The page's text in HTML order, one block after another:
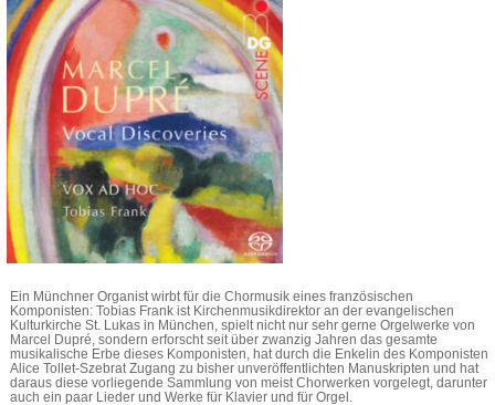
Ein Münchner Organist wirbt für die Chormusik eines französischen
Komponisten: Tobias Frank ist Kirchenmusikdirektor an der evangelischen
Kulturkirche St. Lukas in München, spielt nicht nur sehr gerne Orgelwerke von
Marcel Dupré, sondern erforscht seit über zwanzig Jahren das gesamte
musikalische Erbe dieses Komponisten, hat durch die Enkelin des Komponisten
Alice Tollet-Szebrat Zugang zu bisher unveröffentlichten Manuskripten und hat
daraus diese vorliegende Sammlung von meist Chorwerken vorgelegt, darunter
auch ein paar Lieder und Werke für Klavier und für Orgel.